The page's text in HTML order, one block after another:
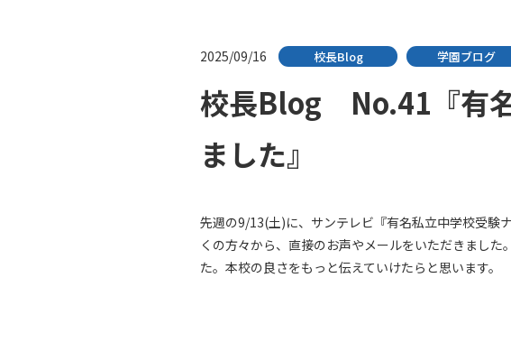
2025/09/16 校長Blog 学園ブログ
校長Blog No.41『有
ました』
先週の9/13(土)に、サンテレビ『有名私立中学校受験
くの方々から、直接のお声やメールをいただきまし
た。本校の良さをもっと伝えていけたらと思います。